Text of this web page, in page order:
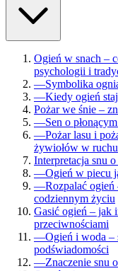
Ogień w snach –
psychologii i
—Symbolika
—Kiedy ogień
Pożar we śnie –
—Sen o
—Pożar lasu i
żywiołów w ruchu
Interpretacja snu
—Ogień w piecu
—Rozpalać
codziennym życiu
Gasić ogień – jak
przeciwnościami
—Ogień i woda –
podświadomości
—Znaczenie snu